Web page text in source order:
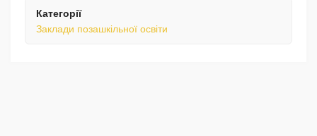
Категорії
Заклади позашкільної освіти